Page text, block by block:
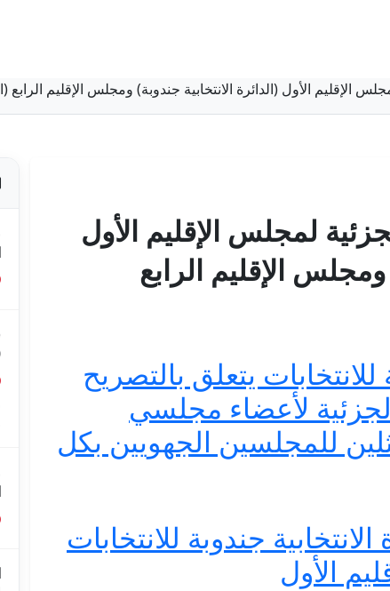
الإقليم الأول (الدائرة الانتخابية جندوبة) ومجلس الإقليم الرابع
لمجلس الإقليم الأول
ومجلس الإقليم الرابع
للانتخابات يتعلق بالتصريح
الجزئية لأعضاء مجلسي
للمجلسين الجهويين بكل
جندوبة للانتخابات
الأول